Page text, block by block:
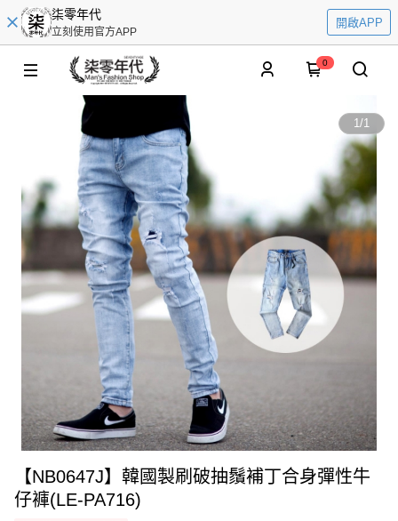
柒零年代
立刻使用官方APP
開啟APP
0
1/1
【NB0647J】韓國製刷破抽鬚補丁合身彈性牛
仔褲(LE-PA716)